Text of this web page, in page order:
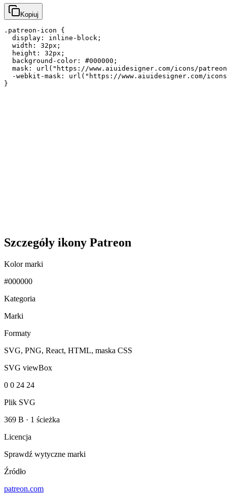
Kopiuj
.patreon-icon {
  display: inline-block;
  width: 32px;
  height: 32px;
  background-color: #000000;
mask: url("https://www.aiuidesigner.com/icons/
-webkit-mask: url("https://www.aiuidesigner.com/
}
Szczegóły ikony Patreon
Kolor marki
#000000
Kategoria
Marki
Formaty
SVG, PNG, React, HTML, maska CSS
SVG viewBox
0 0 24 24
Plik SVG
369 B · 1 ścieżka
Licencja
Sprawdź wytyczne marki
Źródło
patreon.com